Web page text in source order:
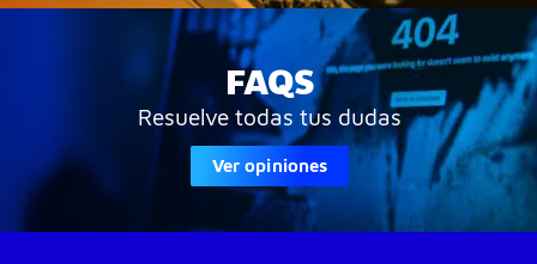
FAQS
Resuelve todas tus dudas
Ver opiniones